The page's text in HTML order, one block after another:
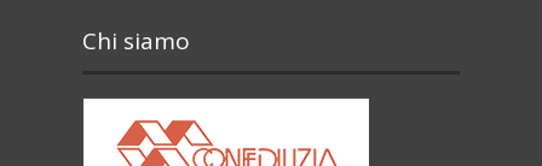
Chi siamo